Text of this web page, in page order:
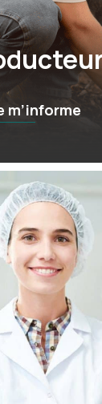
m’informe